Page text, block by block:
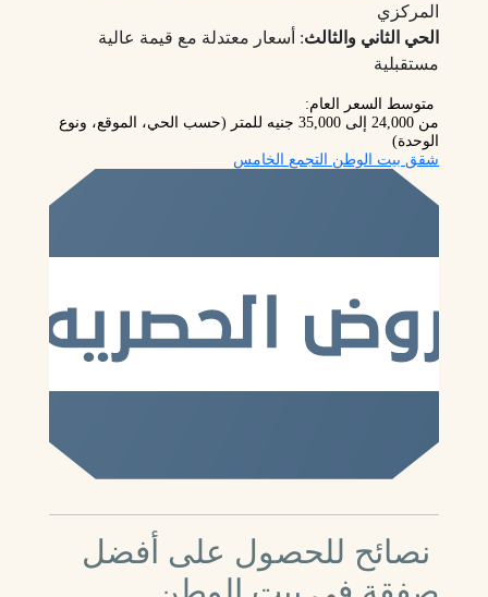
المركزي
الحي الثاني والثالث: أسعار معتدلة مع قيمة عالية
مستقبلية
متوسط السعر العام:
من 24,000 إلى 35,000 جنيه للمتر
(حسب الحي، الموقع، ونوع
الوحدة)
شقق بيت الوطن التجمع الخامس
نصائح للحصول على أفضل